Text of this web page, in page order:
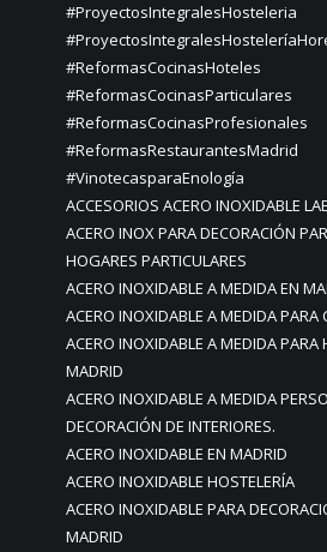
#ProyectosIntegralesHosteleria
#ReformasCocinasHoteles
#ReformasCocinasParticulares
#ReformasCocinasProfesionales
#ReformasRestaurantesMadrid
#VinotecasparaEnología
ACCESORIOS ACERO INOXIDABLE
ACERO INOX PARA DECORACIÓN
HOGARES PARTICULARES
ACERO INOXIDABLE A MEDIDA EN
ACERO INOXIDABLE A MEDIDA PARA
ACERO INOXIDABLE A MEDIDA PARA
MADRID
ACERO INOXIDABLE A MEDIDA
DECORACIÓN DE INTERIORES.
ACERO INOXIDABLE EN MADRID
ACERO INOXIDABLE HOSTELERÍA
ACERO INOXIDABLE PARA
MADRID